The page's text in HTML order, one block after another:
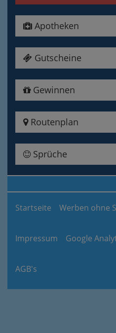
Apotheken
Gutscheine
Gewinnen
Routenplan
Sprüche
Startseite Werben ohne
Impressum Google
AGB's